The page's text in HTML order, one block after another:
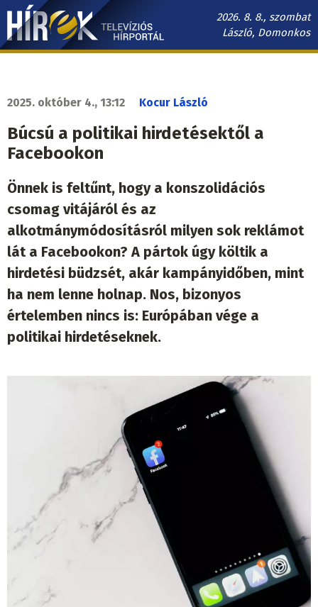
Ugrás
tartalomra
2026. 8. 8., szombat
László, Domonkos
Hírek.sk
navigáció
2025. október 4., 13:12 Kocur László
Búcsú a politikai hirdetésektől a
Facebookon
Önnek is feltűnt, hogy a konszolidációs
csomag vitájáról és az
alkotmánymódosításról milyen sok reklámot
lát a Facebookon? A pártok úgy költik a
hirdetési büdzsét, akár kampányidőben, mint
ha nem lenne holnap. Nos, bizonyos
értelemben nincs is: Európában vége a
politikai hirdetéseknek.